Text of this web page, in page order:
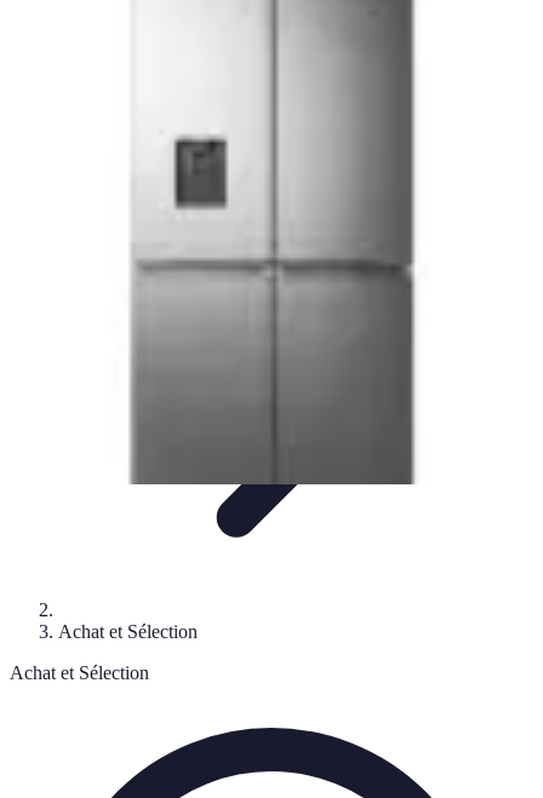
Achat et Sélection
Achat et Sélection